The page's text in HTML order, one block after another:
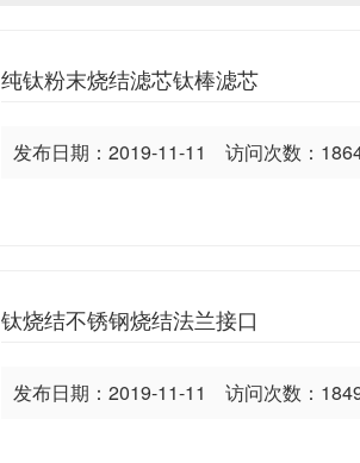
纯钛粉末烧结滤芯钛棒滤芯
发布日期：2019-11-11 访问次数：
钛烧结不锈钢烧结法兰接口
发布日期：2019-11-11 访问次数：